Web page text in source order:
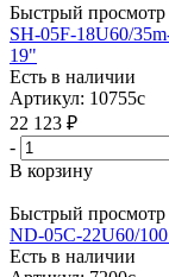
Быстрый просмотр
SH-05F-18U60/
19"
Есть в наличии
Артикул: 10755c
22 123 ₽
-
В корзину
Быстрый просмотр
ND-05C-22U60/
Есть в наличии